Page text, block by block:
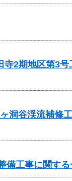
2期地区第3
洞谷渓流補修
工事に関する